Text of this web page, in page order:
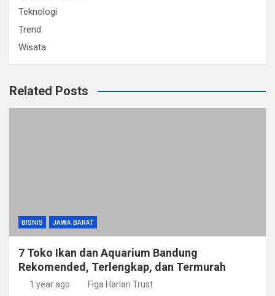
Teknologi
Trend
Wisata
Related Posts
BISNIS JAWA BARAT
7 Toko Ikan dan Aquarium Bandung
Rekomended, Terlengkap, dan Termurah
1 year ago Figa Harian Trust